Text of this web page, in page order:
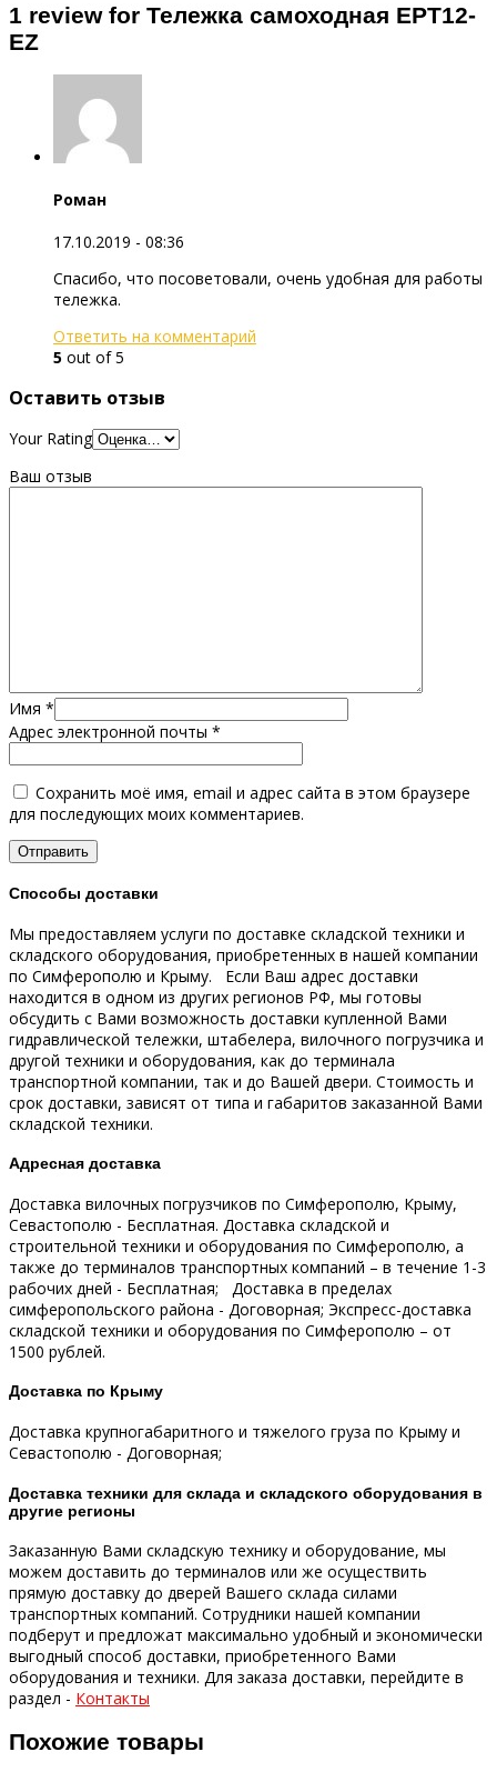
1 review for Тележка самоходная EPT12-
EZ
Роман
17.10.2019 - 08:36
Спасибо, что посоветовали, очень удобная для работы
тележка.
Ответить на комментарий
5 out of 5
Оставить отзыв
Your Rating
Ваш отзыв
Имя *
Адрес электронной почты *
Сохранить моё имя, email и адрес сайта в этом браузере
для последующих моих комментариев.
Способы доставки
Мы предоставляем услуги по доставке складской техники и
складского оборудования, приобретенных в нашей компании
по Симферополю и Крыму.
Если Ваш адрес доставки
находится в одном из других регионов РФ, мы готовы
обсудить с Вами возможность доставки купленной Вами
гидравлической тележки, штабелера, вилочного погрузчика и
другой техники и оборудования, как до терминала
транспортной компании, так и до Вашей двери. Стоимость и
срок доставки, зависят от типа и габаритов заказанной Вами
складской техники.
Адресная доставка
Доставка вилочных погрузчиков по Симферополю, Крыму,
Севастополю - Бесплатная. Доставка складской и
строительной техники и оборудования по Симферополю, а
также до терминалов транспортных компаний – в течение 1-3
рабочих дней - Бесплатная; Доставка в пределах
симферопольского района - Договорная; Экспресс-доставка
складской техники и оборудования по Симферополю – от
1500 рублей.
Доставка по Крыму
Доставка крупногабаритного и тяжелого груза по Крыму и
Севастополю - Договорная;
Доставка техники для склада и складского оборудования в
другие регионы
Заказанную Вами складскую технику и оборудование, мы
можем доставить до терминалов или же осуществить
прямую доставку до дверей Вашего склада силами
транспортных компаний. Сотрудники нашей компании
подберут и предложат максимально удобный и экономически
выгодный способ доставки, приобретенного Вами
оборудования и техники. Для заказа доставки, перейдите в
раздел - Контакты
Похожие товары